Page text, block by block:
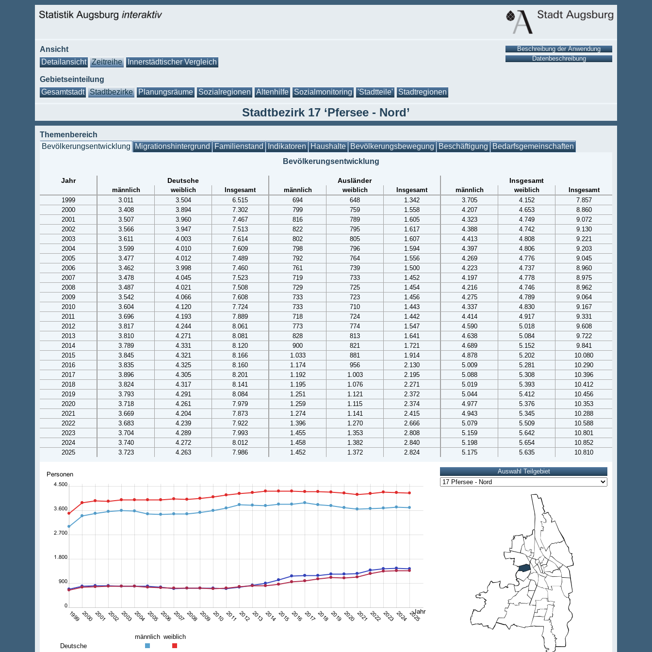
Ansicht
Detailansicht
Zeitreihe Innerstädtischer Vergleich
Gebietseinteilung
Gesamtstadt
Stadtbezirke Planungsräume Sozialregionen Altenhilfe Sozialmonitoring 'Stadtteile' Stadtregionen
Stadtbezirk 17 ‘Pfersee - Nord’
Themenbereich
Bevölkerungsentwicklung Migrationshintergrund Familienstand Indikatoren Haushalte Bevölkerungsbewegung Beschäftigung Bedarfsgemeinschaften
Bevölkerungsentwicklung
Jahr Deutsche Ausländer Insgesamt
männlich weiblich Insgesamt männlich weiblich Insgesamt männlich weiblich
Insgesamt
1999
3.011 3.504 6.515 694 648 1.342 3.705 4.152
7.857
2000
3.408 3.894 7.302 799 759 1.558 4.207 4.653
8.860
2001
3.507 3.960 7.467 816 789 1.605 4.323 4.749
9.072
2002
3.566 3.947 7.513 822 795 1.617 4.388 4.742
9.130
2003
3.611 4.003 7.614 802 805 1.607 4.413 4.808
9.221
2004
3.599 4.010 7.609 798 796 1.594 4.397 4.806
9.203
2005
3.477 4.012 7.489 792 764 1.556 4.269 4.776
9.045
2006
3.462 3.998 7.460 761 739 1.500 4.223 4.737
8.960
2007
3.478 4.045 7.523 719 733 1.452 4.197 4.778
8.975
2008
3.487 4.021 7.508 729 725 1.454 4.216 4.746
8.962
2009
3.542 4.066 7.608 733 723 1.456 4.275 4.789
9.064
2010
3.604 4.120 7.724 733 710 1.443 4.337 4.830
9.167
2011
3.696 4.193 7.889 718 724 1.442 4.414 4.917
9.331
2012
3.817 4.244 8.061 773 774 1.547 4.590 5.018
9.608
2013
3.810 4.271 8.081 828 813 1.641 4.638 5.084
9.722
2014
3.789 4.331 8.120 900 821 1.721 4.689 5.152
9.841
2015
3.845 4.321 8.166 1.033 881 1.914 4.878 5.202
10.080
2016
3.835 4.325 8.160 1.174 956 2.130 5.009 5.281
10.290
2017
3.896 4.305 8.201 1.192 1.003 2.195 5.088 5.308
10.396
2018
3.824 4.317 8.141 1.195 1.076 2.271 5.019 5.393
10.412
2019
3.793 4.291 8.084 1.251 1.121 2.372 5.044 5.412
10.456
2020
3.718 4.261 7.979 1.259 1.115 2.374 4.977 5.376
10.353
2021
3.669 4.204 7.873 1.274 1.141 2.415 4.943 5.345
10.288
2022
3.683 4.239 7.922 1.396 1.270 2.666 5.079 5.509
10.588
2023
3.704 4.289 7.993 1.455 1.353 2.808 5.159 5.642
10.801
2024
3.740 4.272 8.012 1.458 1.382 2.840 5.198 5.654
10.852
2025
3.723 4.263 7.986 1.452 1.372 2.824 5.175 5.635 10.810
männlich weiblich
Deutsche